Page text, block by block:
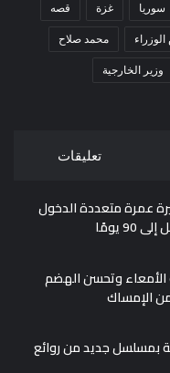
سوريا غزة قصه
محمد صلاح
وزير الخارجية
تعليقات
عمرة متعددة الدخول
يومًا
الأمعاء وتحسن الهضم
الإمساك
بمسلسل جديد من روائع